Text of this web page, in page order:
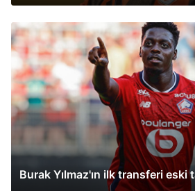
Burak Yılmaz'ın ilk transferi eski